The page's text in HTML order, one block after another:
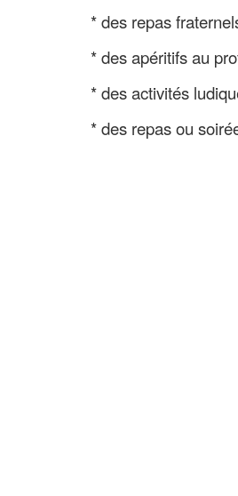
* des repas
* des apéritifs au
* des activités
* des repas ou